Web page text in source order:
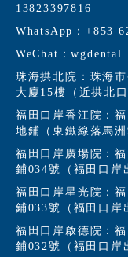
13823397816
WhatsApp：+853
WeChat：wgdental
珠海拱北院：珠海
大廈15樓（近拱北
福田口岸香江院：
地鋪（東鐵線落馬
福田口岸廣場院：
鋪034號（福田口岸
福田口岸星光院：
鋪033號（福田口岸
福田口岸啟德院：
鋪032號（福田口岸